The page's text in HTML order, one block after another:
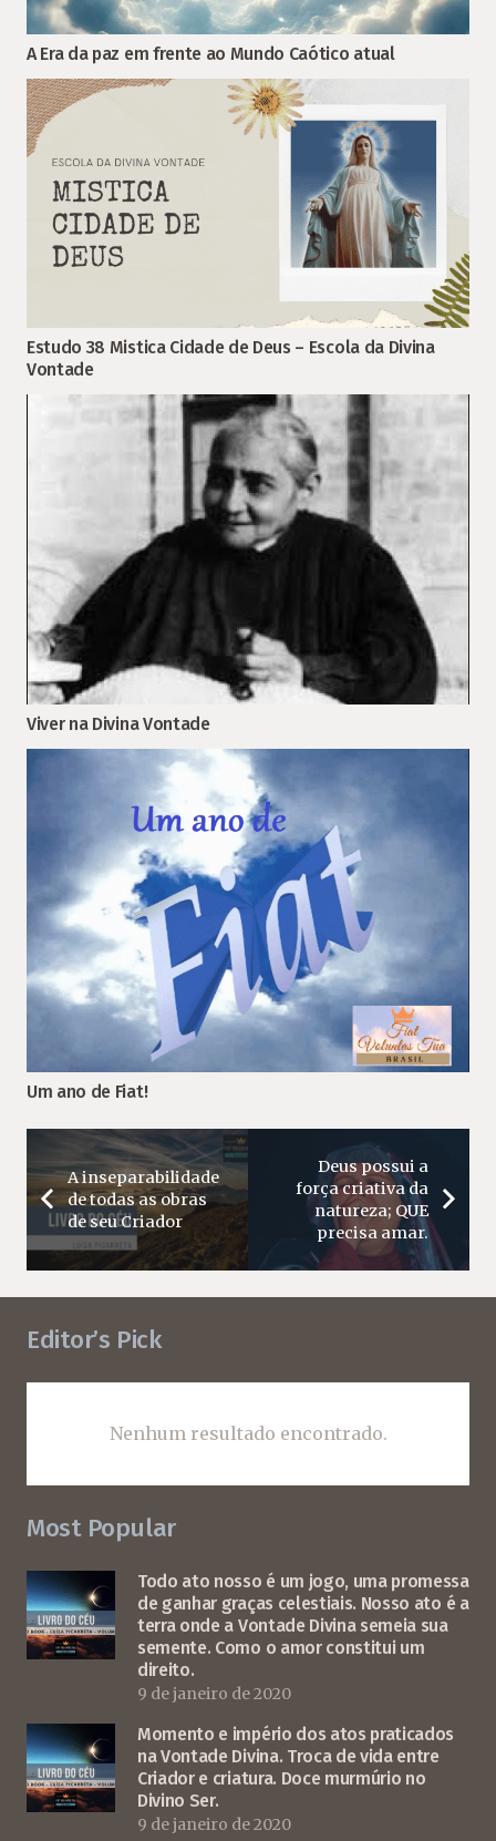
A Era da paz em frente ao Mundo Caótico atual
Estudo 38 Mistica Cidade de Deus – Escola da Divina
Vontade
Viver na Divina Vontade
Um ano de Fiat!
A inseparabilidade
de todas as obras
de seu Criador
Deus possui a
força criativa da
natureza; QUE
precisa amar.
Editor’s Pick
Nenhum resultado encontrado.
Most Popular
Todo ato nosso é um jogo, uma promessa
de ganhar graças celestiais. Nosso ato é a
terra onde a Vontade Divina semeia sua
semente. Como o amor constitui um
direito.
9 de janeiro de 2020
Momento e império dos atos praticados
na Vontade Divina. Troca de vida entre
Criador e criatura. Doce murmúrio no
Divino Ser.
9 de janeiro de 2020